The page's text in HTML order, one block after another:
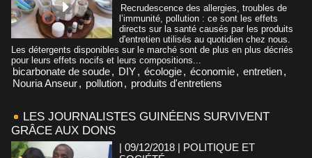
Recrudescence des allergies, troubles de
l’immunité, pollution : ce sont les effets
directs sur la santé causés par les produits
d'entretien utilisés au quotidien chez nous.
Les détergents disponibles sur le marché sont de plus en plus décriés
pour leurs effets nocifs et leurs compositions...
bicarbonate de soude, DIY, écologie, économie, entretien,
Nouria Anseur, pollution, produits d'entretiens
LES JOURNALISTES GUINÉENS SURVIVENT
GRÂCE AUX DONS
| 09/12/2018 | POLITIQUE ET